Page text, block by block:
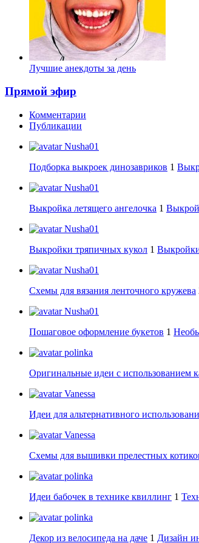
Лучшие анекдоты за день
Прямой эфир
Комментарии
Публикации
Nusha01
Подборка выкроек динозавриков 1
Nusha01
Выкройка летящего ангелочка 1
Nusha01
Выкройки тряпичных кукол 1
Nusha01
Схемы для вязания ленточного кружева
Nusha01
Пошаговое оформление букетов 1
polinka
Оригинальные идеи с использованием
Vanessa
Идеи для альтернативного
Vanessa
Схемы для вышивки прелестных
polinka
Идеи бабочек в технике квиллинг 1
polinka
Декор из велосипеда на даче 1 Дизайн